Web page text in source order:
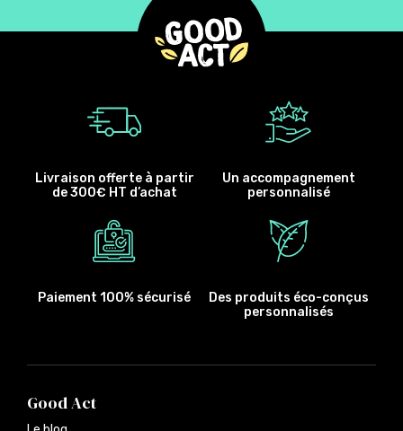
Livraison offerte à partir
de 300€ HT d’achat
Un accompagnement
personnalisé
Paiement 100% sécurisé
Des produits éco-conçus
personnalisés
Good Act